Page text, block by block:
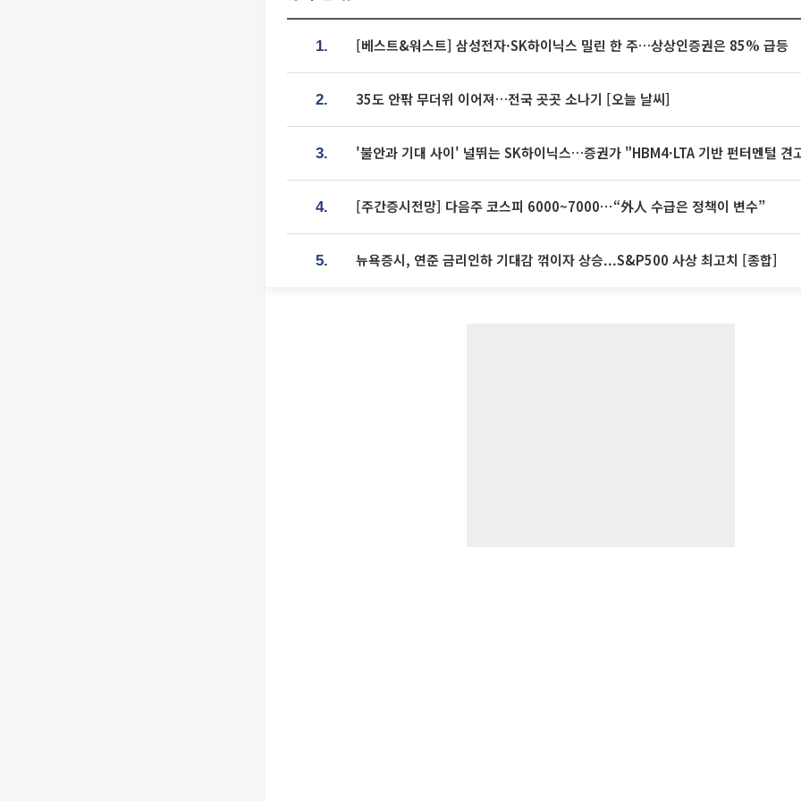
1. [베스트&워스트] 삼성전자·SK하이닉스 밀린 한 주…상상인증권은 85% 급등
2. 35도 안팎 무더위 이어져…전국 곳곳 소나기 [오늘 날씨]
3. '불안과 기대 사이' 널뛰는 SK하이닉스…증권가 "HBM4·LTA 기반 펀터멘털 견
4. [주간증시전망] 다음주 코스피 6000~7000⋯“外人 수급은 정책이 변수”
5. 뉴욕증시, 연준 금리인하 기대감 꺾이자 상승...S&P500 사상 최고치 [종합]